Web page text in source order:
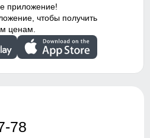
приложение!
чтобы получить
ценам.
78